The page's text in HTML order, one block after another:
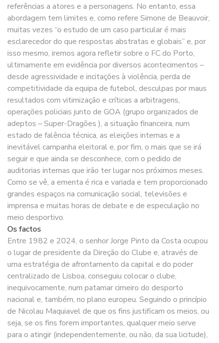
referências a atores e a personagens. No entanto, essa
abordagem tem limites e, como refere Simone de Beauvoir,
muitas vezes “o estudo de um caso particular é mais
esclarecedor do que respostas abstratas e globais” e, por
isso mesmo, iremos agora refletir sobre o FC do Porto,
ultimamente em evidência por diversos acontecimentos –
desde agressividade e incitações à violência, perda de
competitividade da equipa de futebol, desculpas por maus
resultados com vitimização e críticas a arbitragens,
operações policiais junto de GOA (grupo organizados de
adeptos – Super-Dragões ), a situação financeira, num
estado de falência técnica, as eleições internas e a
inevitável campanha eleitoral e, por fim, o mais que se irá
seguir e que ainda se desconhece, com o pedido de
auditorias internas que irão ter lugar nos próximos meses.
Como se vê, a ementa é rica e variada e tem proporcionado
grandes espaços na comunicação social, televisões e
imprensa e muitas horas de debate e de especulação no
meio desportivo.
Os factos
Entre 1982 e 2024, o senhor Jorge Pinto da Costa ocupou
o lugar de presidente da Direção do Clube e, através de
uma estratégia de afrontamento da capital e do poder
centralizado de Lisboa, conseguiu colocar o clube,
inequivocamente, num patamar cimeiro do desporto
nacional e, também, no plano europeu. Seguindo o princípio
de Nicolau Maquiavel de que os fins justificam os meios, ou
seja, se os fins forem importantes, qualquer meio serve
para o atingir (independentemente, ou não, da sua licitude),